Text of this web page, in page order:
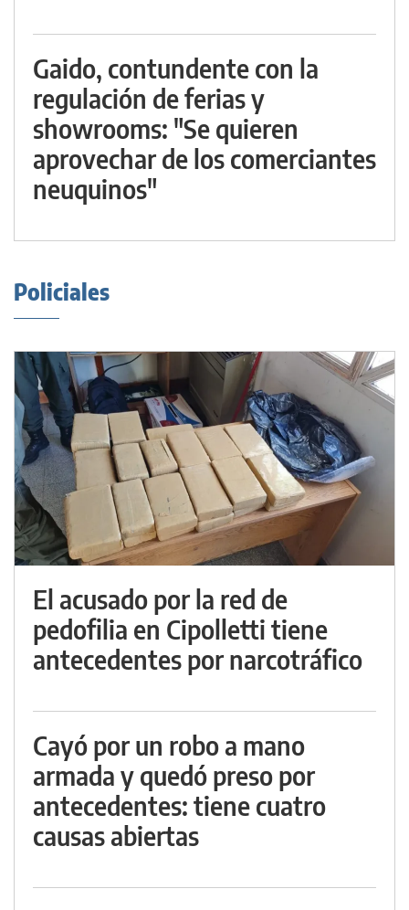
Gaido, contundente con la
regulación de ferias y
showrooms: "Se quieren
aprovechar de los comerciantes
neuquinos"
Policiales
El acusado por la red de
pedofilia en Cipolletti tiene
antecedentes por narcotráfico
Cayó por un robo a mano
armada y quedó preso por
antecedentes: tiene cuatro
causas abiertas